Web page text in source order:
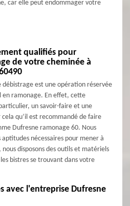
car elle peut endommager votre
qualifiés pour
de votre cheminée à
est une opération réservée
en ramonage. En effet, cette
un savoir-faire et une
qu’il est recommandé de faire
Dufresne ramonage 60. Nous
nécessaires pour mener à
disposons des outils et matériels
bistres se trouvant dans votre
avec l'entreprise Dufresne